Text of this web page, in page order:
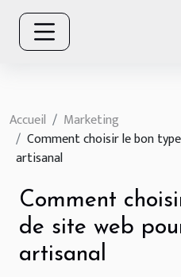
Accueil
Marketing
Comment choisir le bon
artisanal
Comment
de site web
artisanal